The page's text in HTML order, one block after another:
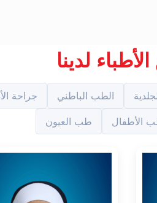
لدينا
الطب الباطني جراحة
الأطفال طب العيون